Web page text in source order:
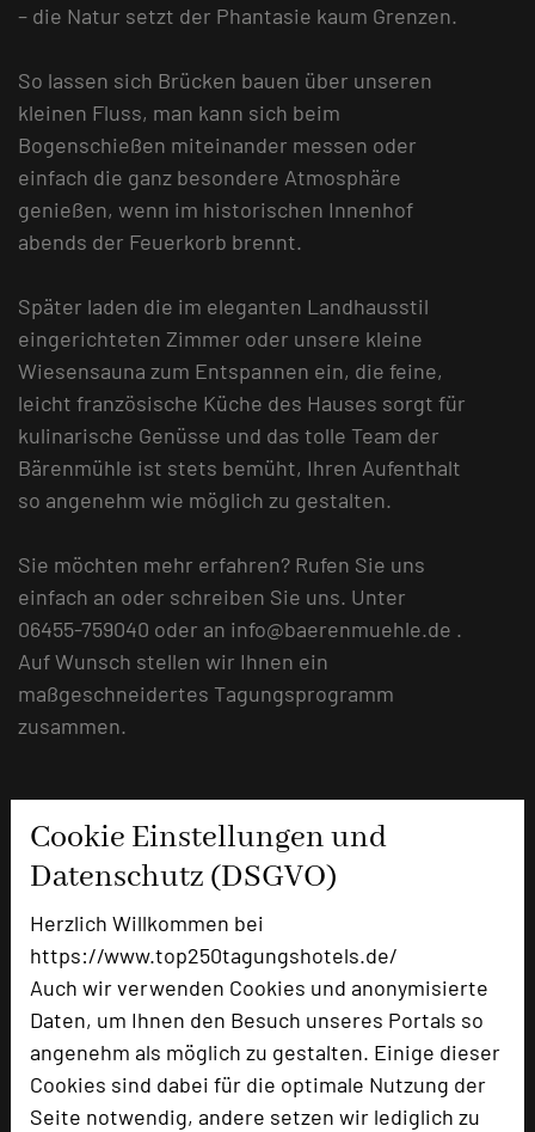
Cookie Einstellungen und
Datenschutz (DSGVO)
Herzlich Willkommen bei
https://www.top250tagungshotels.de/
Auch wir verwenden Cookies und anonymisierte
Daten, um Ihnen den Besuch unseres Portals so
angenehm als möglich zu gestalten. Einige dieser
Cookies sind dabei für die optimale Nutzung der
Seite notwendig, andere setzen wir lediglich zu
– die Natur setzt der Phantasie kaum Grenzen.
So lassen sich Brücken bauen über unseren
kleinen Fluss, man kann sich beim
Bogenschießen miteinander messen oder
einfach die ganz besondere Atmosphäre
genießen, wenn im historischen Innenhof
abends der Feuerkorb brennt.
Später laden die im eleganten Landhausstil
eingerichteten Zimmer oder unsere kleine
Wiesensauna zum Entspannen ein, die feine,
leicht französische Küche des Hauses sorgt für
kulinarische Genüsse und das tolle Team der
Bärenmühle ist stets bemüht, Ihren Aufenthalt
so angenehm wie möglich zu gestalten.
Sie möchten mehr erfahren? Rufen Sie uns
einfach an oder schreiben Sie uns. Unter
06455-759040 oder an info@baerenmuehle.de .
Auf Wunsch stellen wir Ihnen ein
maßgeschneidertes Tagungsprogramm
zusammen.
URL:www.baerenmuehle.de
URL:https://www.baerenmuehle.de